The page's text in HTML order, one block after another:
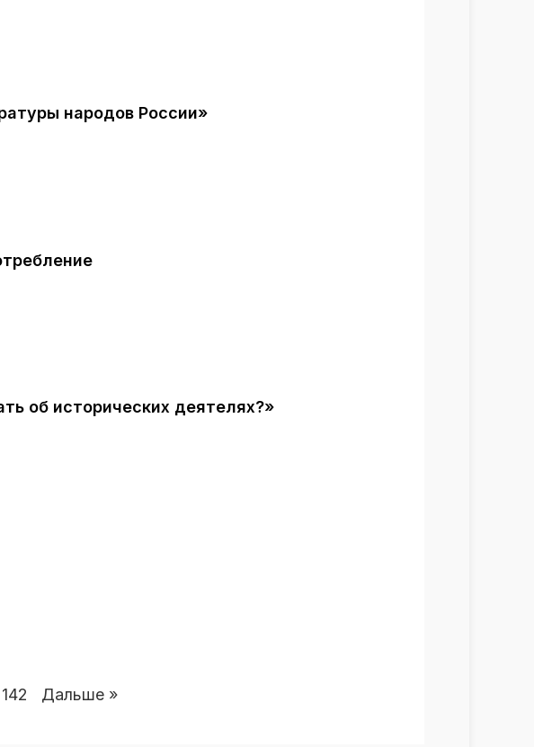
народов России»
об исторических деятелях?»
142 Дальше »